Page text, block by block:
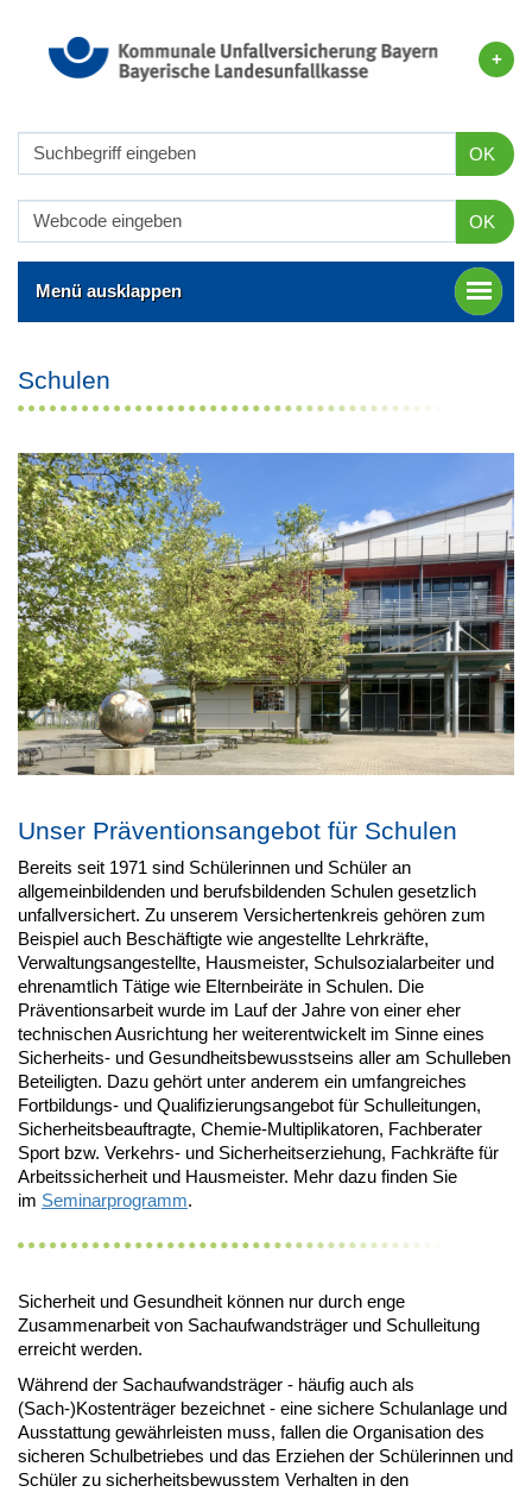
OK
OK
Menü ausklappen
Schulen
Unser Präventionsangebot für Schulen
Bereits seit 1971 sind Schülerinnen und Schüler an
allgemeinbildenden und berufsbildenden Schulen gesetzlich
unfallversichert. Zu unserem Versichertenkreis gehören zum
Beispiel auch Beschäftigte wie angestellte Lehrkräfte,
Verwaltungsangestellte, Hausmeister, Schulsozialarbeiter und
ehrenamtlich Tätige wie Elternbeiräte in Schulen. Die
Präventionsarbeit wurde im Lauf der Jahre von einer eher
technischen Ausrichtung her weiterentwickelt im Sinne eines
Sicherheits- und Gesundheitsbewusstseins aller am Schulleben
Beteiligten. Dazu gehört unter anderem ein umfangreiches
Fortbildungs- und Qualifizierungsangebot für Schulleitungen,
Sicherheitsbeauftragte, Chemie-Multiplikatoren, Fachberater
Sport bzw. Verkehrs- und Sicherheitserziehung, Fachkräfte für
Arbeitssicherheit und Hausmeister. Mehr dazu finden Sie
im Seminarprogramm.
Sicherheit und Gesundheit können nur durch enge
Zusammenarbeit von Sachaufwandsträger und Schulleitung
erreicht werden.
Während der Sachaufwandsträger - häufig auch als
(Sach-)Kostenträger bezeichnet - eine sichere Schulanlage und
Ausstattung gewährleisten muss, fallen die Organisation des
sicheren Schulbetriebes und das Erziehen der Schülerinnen und
Schüler zu sicherheitsbewusstem Verhalten in den